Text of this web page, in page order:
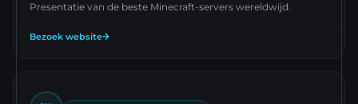
Presentatie van de beste Minecraft-servers wereldwijd.
Bezoek website